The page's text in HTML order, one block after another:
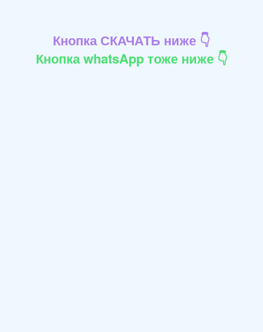
Кнопка СКАЧАТЬ ниже 👇
Кнопка whatsApp тоже ниже 👇